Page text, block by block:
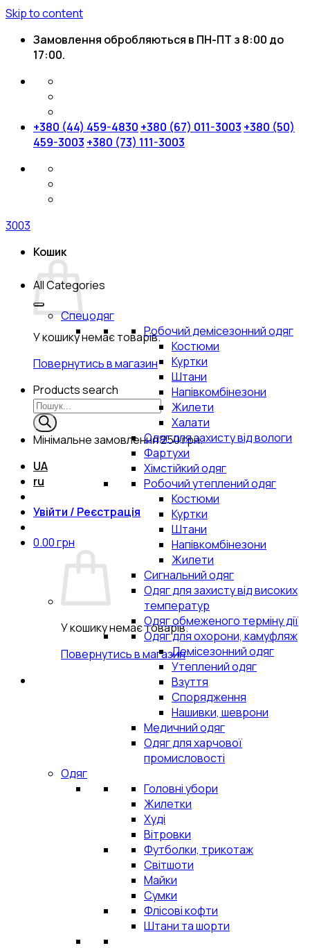
Skip to content
Замовлення обробляються в ПН-ПТ з 8:00 до
17:00.
+380 (44) 459-4830 +380 (67) 011-3003 +380 (50)
459-3003 +380 (73) 111-3003
3003
Кошик
У кошику немає товарів.
Повернутись в магазин
Products search
Мінімальне замовлення250 грн.
UA
ru
Увійти / Реєстрація
0.00грн
У кошику немає товарів.
Повернутись в магазин
All Categories
Спецодяг
Робочий демісезонний одяг
Костюми
Куртки
Штани
Напівкомбінезони
Жилети
Халати
Одяг для захисту від вологи
Фартухи
Хімстійкий одяг
Робочий утеплений одяг
Костюми
Куртки
Штани
Напівкомбінезони
Жилети
Сигнальний одяг
Одяг для захисту від високих
температур
Одяг обмеженого терміну дії
Одяг для охорони, камуфляж
Демісезонний одяг
Утеплений одяг
Взуття
Спорядження
Нашивки, шеврони
Медичний одяг
Одяг для харчової
промисловості
Одяг
Головні убори
Жилетки
Худі
Вітровки
Футболки, трикотаж
Світшоти
Майки
Сумки
Флісові кофти
Штани та шорти